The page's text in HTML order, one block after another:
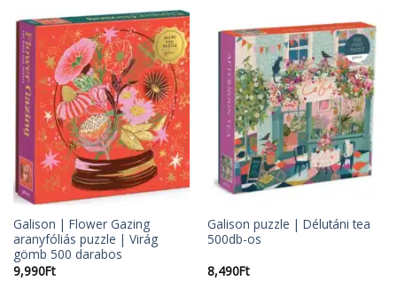
Galison | Flower Gazing
aranyfóliás puzzle | Virág
gömb 500 darabos
9,990Ft
Galison puzzle | Délutáni tea
500db-os
8,490Ft